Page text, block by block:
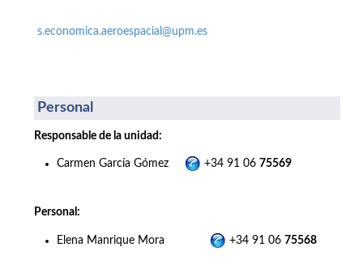
s.economica.aeroespacial@upm.es
Personal
Responsable de la unidad:
Carmen García Gómez +34 91 06 75569
Personal:
Elena Manrique Mora +34 91 06 75568